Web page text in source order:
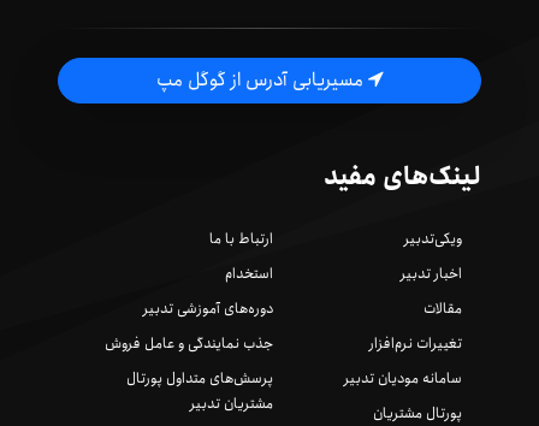
مسیریابی آدرس از گوگل مپ
لینک‌های مفید
ویکی‌تدبیر
اخبار تدبیر
مقالات
تغییرات نرم‌افزار
سامانه مودیان تدبیر
پورتال مشتریان
ارتباط با ما
استخدام
دوره‌های آموزشی تدبیر
جذب نمایندگی و عامل فروش
پرسش‌های متداول پورتال
مشتریان تدبیر